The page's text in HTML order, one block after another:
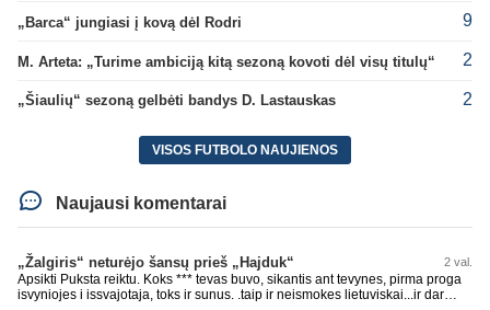
„Barca“ jungiasi į kovą dėl Rodri 9
M. Arteta: „Turime ambiciją kitą sezoną kovoti dėl visų titulų“ 2
„Šiaulių“ sezoną gelbėti bandys D. Lastauskas 2
VISOS FUTBOLO NAUJIENOS
Naujausi komentarai
„Žalgiris“ neturėjo šansų prieš „Hajduk“ 2 val.
Apsikti Puksta reiktu. Koks *** tevas buvo, sikantis ant tevynes, pirma proga
isvyniojes i issvajotaja, toks ir sunus. .taip ir neismokes lietuviskai...ir dar